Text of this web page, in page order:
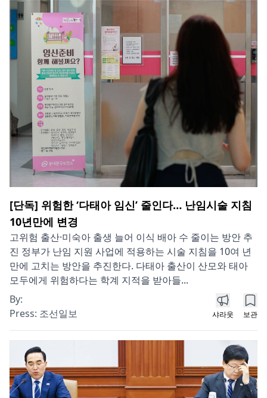
[단독] 위험한 ‘다태아 임신’ 줄인다… 난임시술 지침
10년만에 변경
고위험 출산·미숙아 출생 늘어 이식 배아 수 줄이는 방안 추
진 정부가 난임 지원 사업에 적용하는 시술 지침을 10여 년
만에 고치는 방안을 추진한다. 다태아 출산이 산모와 태아
모두에게 위험하다는 학계 지적을 받아들...
By:
Press: 조선일보 샤라웃 보관